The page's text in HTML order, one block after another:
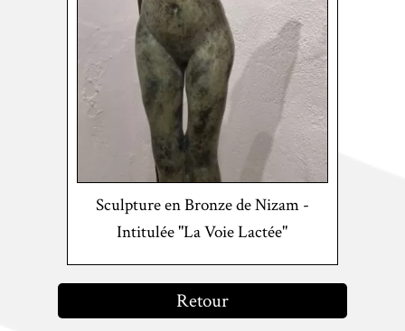
Sculpture en Bronze de Nizam -
Intitulée "La Voie Lactée"
Retour